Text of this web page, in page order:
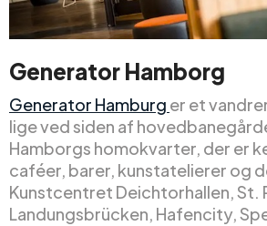
Generator Hamborg
Generator Hamburg er et
lige ved siden af
Hamborgs homokvarter, der er
caféer, barer, kunstatelierer og
Kunstcentret Deichtorhallen, St.
Landungsbrücken, Hafencity,